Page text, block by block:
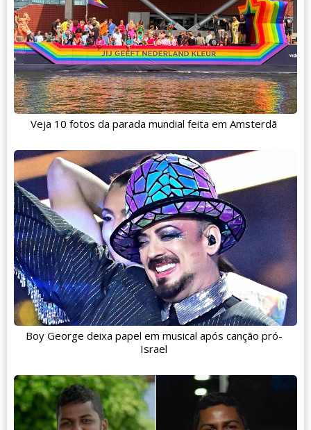
Veja 10 fotos da parada mundial feita em Amsterdã
Boy George deixa papel em musical após canção pró-
Israel